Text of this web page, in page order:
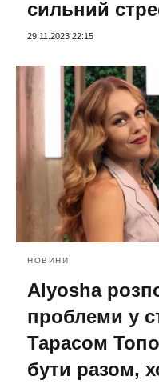
сильний
29.11.2023 22:15
НОВИНИ
Alyosha
проблеми у
Тарасом
бути разом,